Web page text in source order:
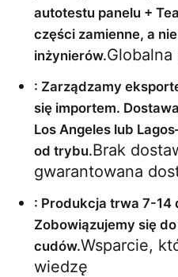
autotestu panelu +
części zamienne, a
inżynierów.
: Zarządzamy
się importem.
Los Angeles lub
od trybu.Brak
gwarantowana
: Produkcja trwa 7-
Zobowiązujemy się
cudów.Wsparcie,
wiedzę